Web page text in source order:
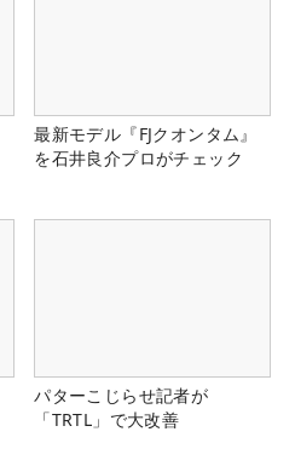
最新モデル『FJクオンタム』
を石井良介プロがチェック
パターこじらせ記者が
「TRTL」で大改善